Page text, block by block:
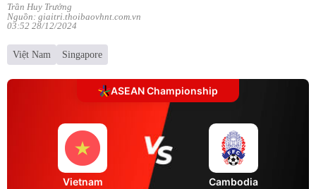
Trần Huy Trưởng
Nguồn: giaitri.thoibaovhnt.com.vn
03:52 28/12/2024
Việt Nam Singapore
ASEAN Championship
Vietnam Cambodia